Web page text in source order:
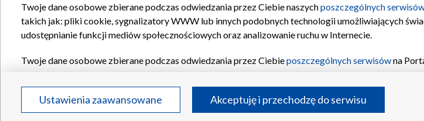
Twoje dane osobowe zbierane podczas odwiedzania przez Ciebie naszychposzczególnych
takich jak: pliki cookie, sygnalizatory WWW lub innych podobnych technologii umożliwiających
udostępnianie funkcji mediów społecznościowych oraz analizowanie ruchu w Internecie.
Twoje dane osobowe zbierane podczas odwiedzania przez Ciebieposzczególnych serwisówna
Partnerów TVPdla realizacji następujących celów i funkcji: przechowywania informacji na
reklam, tworzenia profilu spersonalizowanych reklam, tworzenia profilu spersonalizowanych
treści, stosowania badań rynkowych w celu generowania opinii odbiorców, opracowywania i
Ustawienia zaawansowane Akceptuję i przechodzę do serwisu